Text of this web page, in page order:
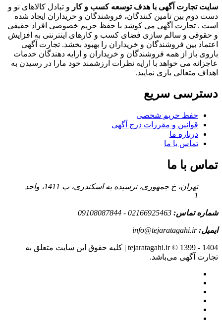
سایت تجارت آگهی با هدف توسعه کسب و کار و تبادل کالاهای نو و
دست دوم بین تامین کنندگان، فروشندگان و خریداران ایجاد شده
است . تجارت آگهی می کوشد با حفظ حریم خصوصی افراد حقیقی
و حقوقی و سالم سازی فضای کسب و کارهای اینترنتی به افزایش
اعتماد بین فروشندگان و خریداران را بهبود بخشد. تجارت آگهی
باروی باز از همه فروشندگان و خریداران و ارایه دهندگان خدمات
عاجزانه می خواهد با ارایه نظرات ارزشمند خود مارا در رسیدن به
اهداف متعالی یاری نمایید.
دسترسی سریع
حفظ حریم شخصی
قوانین و مقررات درج آگهی
درباره ما
تماس با ما
تماس با ما
تهران، خ جمهوری، نرسیده به اسکندری، پ 1411، واحد
1
شماره تماس: 02166925463 - 09108087844
ایمیل:info@tejaratagahi.ir
tejaratagahi.ir © 1399 - 1404 | کلیه حقوق این سایت متعلق به
تجارت آگهی می‌باشد.